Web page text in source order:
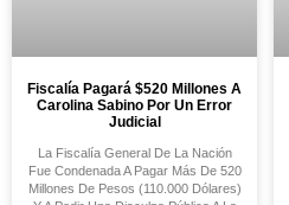
Fiscalía Pagará $520 Millones A
Carolina Sabino Por Un Error
Judicial
La Fiscalía General De La Nación
Fue Condenada A Pagar Más De 520
Millones De Pesos (110.000 Dólares)